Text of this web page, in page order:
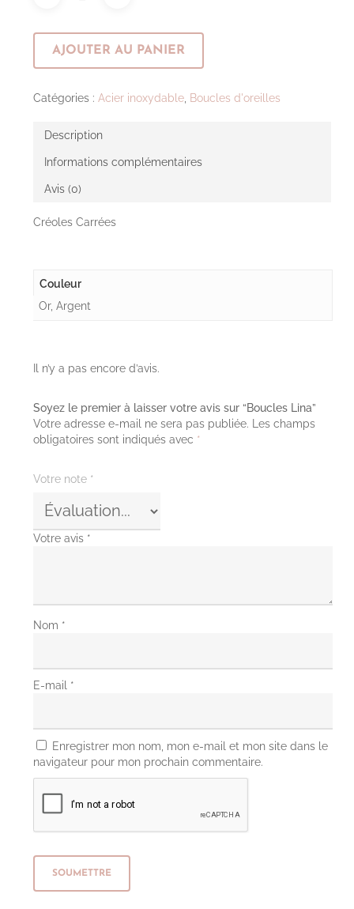
AJOUTER AU PANIER
Catégories : Acier inoxydable, Boucles d'oreilles
Description
Informations complémentaires
Avis (0)
Créoles Carrées
Couleur
Or, Argent
Il n’y a pas encore d’avis.
Soyez le premier à laisser votre avis sur “Boucles Lina”
Votre adresse e-mail ne sera pas publiée.
Les champs
obligatoires sont indiqués avec *
Votre note *
Votre avis *
Nom *
E-mail *
Enregistrer mon nom, mon e-mail et mon site dans le
navigateur pour mon prochain commentaire.